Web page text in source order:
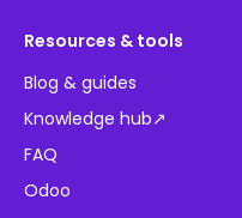
Resources & tools
Blog & guides
Knowledge hub↗
FAQ
Odoo